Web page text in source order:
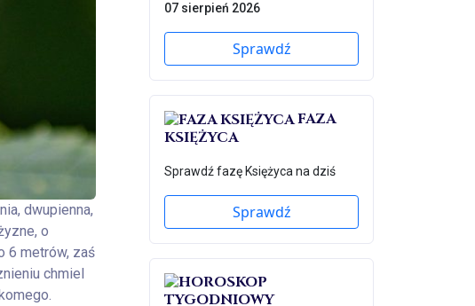
dwupienna,
o
6 metrów, zaś
chmiel
07 sierpień 2026
Sprawdź
FAZA
KSIĘŻYCA
Sprawdź fazę Księżyca na dziś
Sprawdź